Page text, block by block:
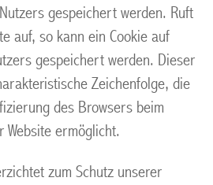
gespeichert werden. Ruft
auf, so kann ein Cookie auf
gespeichert werden. Dieser
Zeichenfolge, die
des Browsers beim
ermöglicht.
zum Schutz unserer